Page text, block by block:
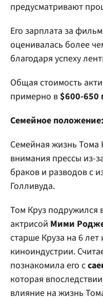
предусматривают
Его зарплата за
оценивалась более
благодаря успеху
Общая стоимость
примерно в $600-650
Семейное положение:
Семейная жизнь Тома
внимания прессы из-
браков и разводов с
Голливуда.
Том Круз подружился
актрисой Мими
старше Круза на 6
киноиндустрии.
познакомила его с
которая
влияние на жизнь